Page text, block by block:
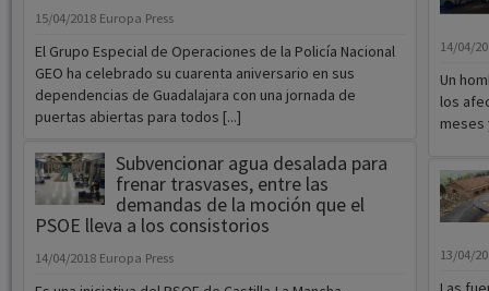
15/04/2018 Europa Press
El Grupo Especial de Operaciones de la Policía Nacional
GEO ha celebrado su cuarenta aniversario en sus
dependencias de Guadalajara con una jornada de
puertas abiertas para todos [...]
Subvencionar agua desalada para
frenar trasvases, entre las
demandas de la moción que el
PSOE lleva a los consistorios
14/04/2018 Europa Press
14/04/
Un
los
meses
13/04/